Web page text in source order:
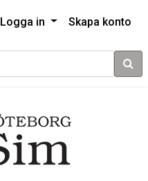
Logga in Skapa konto
Sök